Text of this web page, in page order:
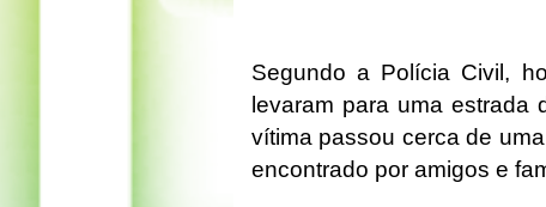
Segundo a Polícia Civil,
levaram para uma
vítima passou cerca de
encontrado por amigos e